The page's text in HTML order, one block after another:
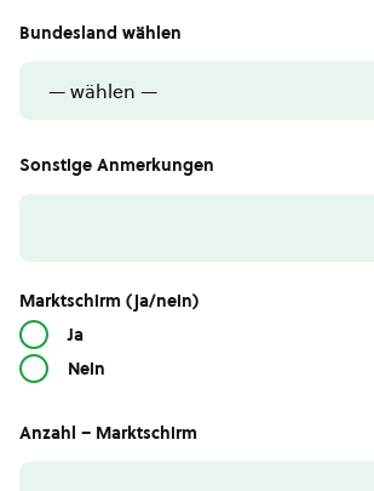
Bundesland wählen
Sonstige Anmerkungen
Marktschirm (ja/nein)
Ja
Nein
Anzahl – Marktschirm